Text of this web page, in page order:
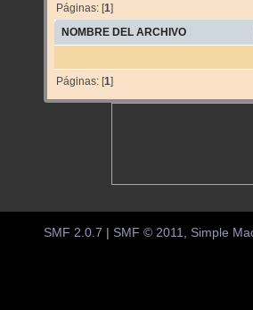
Páginas: [1]
NOMBRE DEL ARCHIVO
Páginas: [1]
SMF 2.0.7 SMF © 2011, Simple